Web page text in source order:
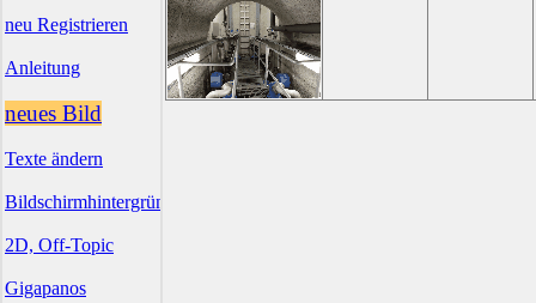
neu Registrieren
Anleitung
neues Bild
Texte ändern
Bildschirmhintergründe
2D, Off-Topic
Gigapanos